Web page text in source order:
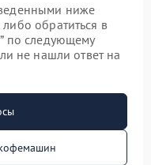
ниже
обратиться в
по следующему
не нашли ответ на